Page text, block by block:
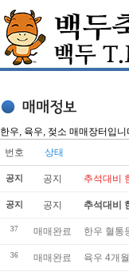
한우, 육우, 젖소 매매장터입니
번호
상태
공지 공지 추석대비
공지 공지 추석대비
37 매매완료 한우
36 매매완료 육우 4개